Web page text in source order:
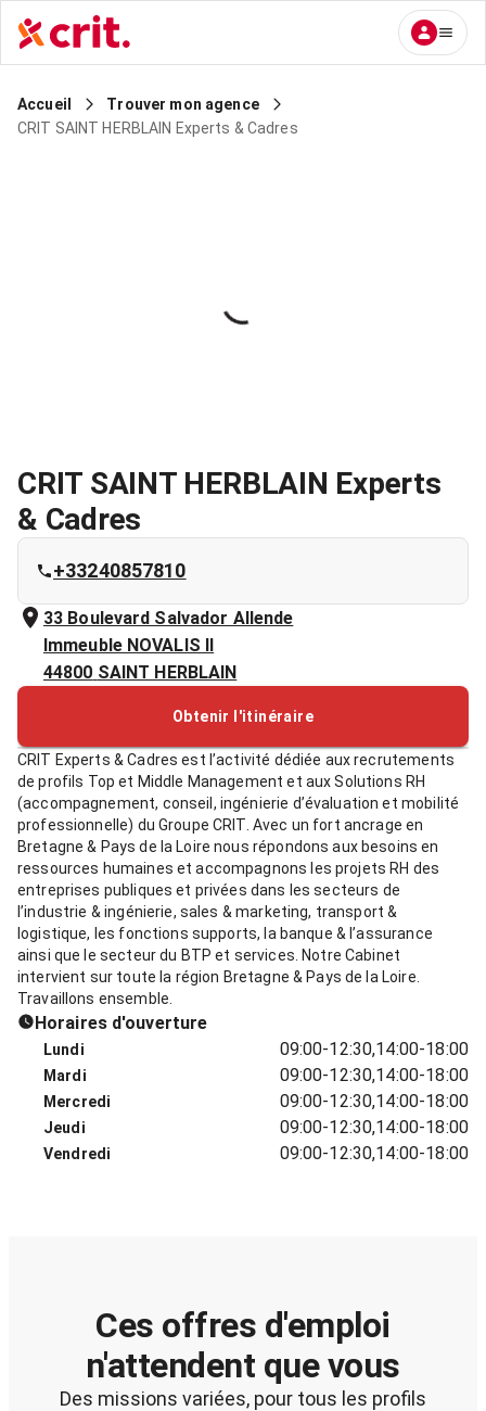
Accueil
Trouver mon agence
CRIT SAINT HERBLAIN Experts & Cadres
CRIT SAINT HERBLAIN Experts
& Cadres
+33240857810
33 Boulevard Salvador Allende
Immeuble NOVALIS II
44800 SAINT HERBLAIN
Obtenir l'itinéraire
CRIT Experts & Cadres est l’activité dédiée aux recrutements
de profils Top et Middle Management et aux Solutions RH
(accompagnement, conseil, ingénierie d’évaluation et mobilité
professionnelle) du Groupe CRIT. Avec un fort ancrage en
Bretagne & Pays de la Loire nous répondons aux besoins en
ressources humaines et accompagnons les projets RH des
entreprises publiques et privées dans les secteurs de
l’industrie & ingénierie, sales & marketing, transport &
logistique, les fonctions supports, la banque & l’assurance
ainsi que le secteur du BTP et services. Notre Cabinet
intervient sur toute la région Bretagne & Pays de la Loire.
Travaillons ensemble.
Horaires d'ouverture
Lundi 09:00-12:30,14:00-18:00
Mardi 09:00-12:30,14:00-18:00
Mercredi 09:00-12:30,14:00-18:00
Jeudi 09:00-12:30,14:00-18:00
Vendredi 09:00-12:30,14:00-18:00
Ces offres d'emploi
n'attendent que vous
Des missions variées, pour tous les profils